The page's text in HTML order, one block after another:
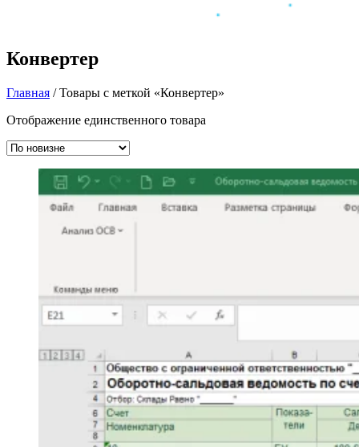
Конвертер
Главная / Товары с меткой «Конвертер»
Отображение единственного товара